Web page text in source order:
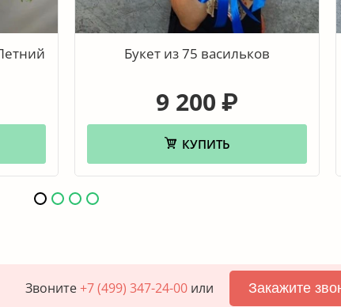
Букет из 75 васильков
9 200 ₽
КУПИТЬ
Звоните+7 (499) 347-24-00или Закажите